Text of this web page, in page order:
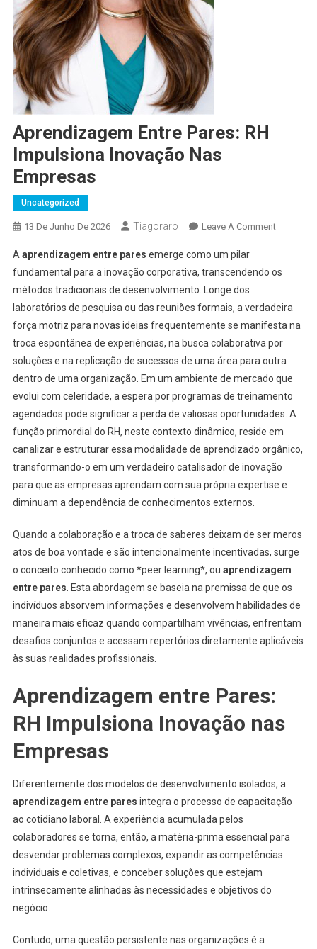
Aprendizagem Entre Pares: RH
Impulsiona Inovação Nas
Empresas
Uncategorized
13 De Junho De 2026 Tiagoraro Leave A CommentOn
Pares:
Inovação
Nas
Empresas
A aprendizagem entre pares emerge como um pilar
fundamental para a inovação corporativa, transcendendo os
métodos tradicionais de desenvolvimento. Longe dos
laboratórios de pesquisa ou das reuniões formais, a verdadeira
força motriz para novas ideias frequentemente se manifesta na
troca espontânea de experiências, na busca colaborativa por
soluções e na replicação de sucessos de uma área para outra
dentro de uma organização. Em um ambiente de mercado que
evolui com celeridade, a espera por programas de treinamento
agendados pode significar a perda de valiosas oportunidades. A
função primordial do RH, neste contexto dinâmico, reside em
canalizar e estruturar essa modalidade de aprendizado orgânico,
transformando-o em um verdadeiro catalisador de inovação
para que as empresas aprendam com sua própria expertise e
diminuam a dependência de conhecimentos externos.
Quando a colaboração e a troca de saberes deixam de ser meros
atos de boa vontade e são intencionalmente incentivadas, surge
o conceito conhecido como *peer learning*, ou aprendizagem
entre pares . Esta abordagem se baseia na premissa de que os
indivíduos absorvem informações e desenvolvem habilidades de
maneira mais eficaz quando compartilham vivências, enfrentam
desafios conjuntos e acessam repertórios diretamente aplicáveis
às suas realidades profissionais.
Aprendizagem entre Pares:
RH Impulsiona Inovação nas
Empresas
Diferentemente dos modelos de desenvolvimento isolados, a
aprendizagem entre pares integra o processo de capacitação
ao cotidiano laboral. A experiência acumulada pelos
colaboradores se torna, então, a matéria-prima essencial para
desvendar problemas complexos, expandir as competências
individuais e coletivas, e conceber soluções que estejam
intrinsecamente alinhadas às necessidades e objetivos do
negócio.
Contudo, uma questão persistente nas organizações é a